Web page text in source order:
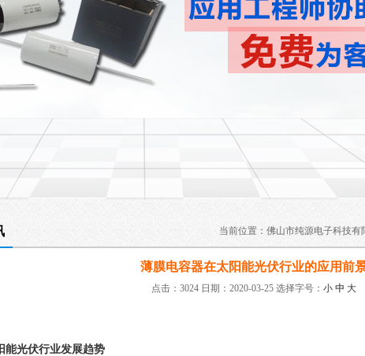
当前位置： 佛山市纯源电子科技有
薄膜电容器在太阳能光伏行业的应用前
点击：3024 日期：2020-03-25 选择字号： 小 中 大
能光伏行业发展趋势